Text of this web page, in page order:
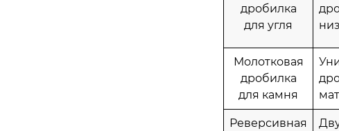
дробилка
для угля
Молотковая
дробилка
для камня
Реверсивная